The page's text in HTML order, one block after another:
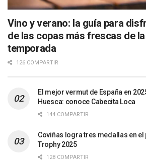
Vino y verano: la guía para
de las copas más frescas de la
temporada
126 COMPARTIR
El mejor vermut de España en
Huesca: conoce Cabecita Loca
144 COMPARTIR
Coviñas logra tres medallas en
Trophy 2025
128 COMPARTIR